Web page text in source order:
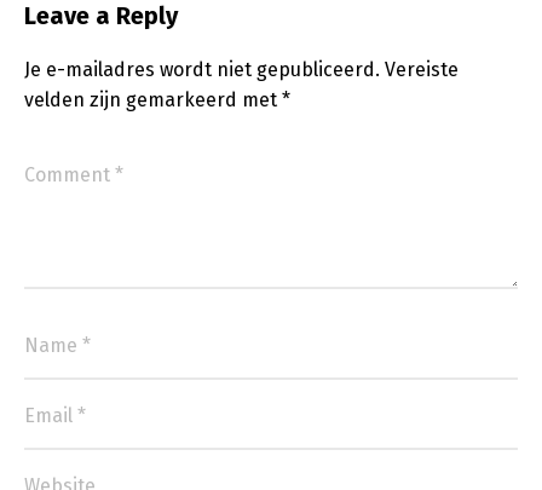
Leave a Reply
Je e-mailadres wordt niet gepubliceerd. Vereiste
velden zijn gemarkeerd met *